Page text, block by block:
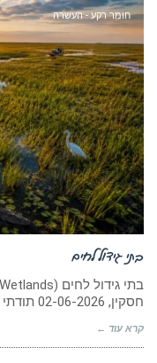
חומר רקע - העשרה
בתי גידול לחים
חסקין, 02-06-2026 תודתי למשה אגמי, ורוויטל היימן על הערותיהם.
קרא עוד ←